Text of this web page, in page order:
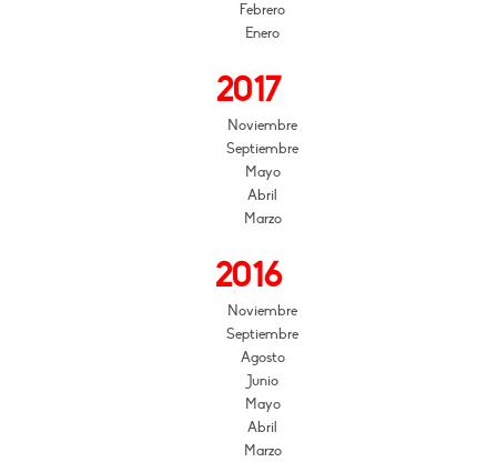
Febrero
Enero
2017
Noviembre
Septiembre
Mayo
Abril
Marzo
2016
Noviembre
Septiembre
Agosto
Junio
Mayo
Abril
Marzo